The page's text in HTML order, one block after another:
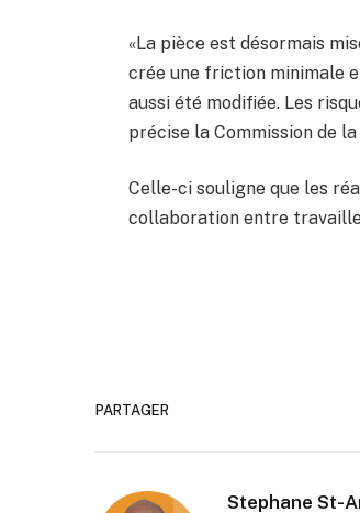
«La pièce est désormais
crée une friction minimale
aussi été modifiée. Les
précise la Commission de
Celle-ci souligne que les
collaboration entre
PARTAGER
Stephane St-